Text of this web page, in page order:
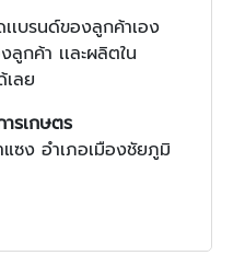
เบรนด์ของลูกค้าเอง
กค้า เเละผลิตใน
เลย
รเกษตร
ซง อำเภอเมืองชัยภูมิ